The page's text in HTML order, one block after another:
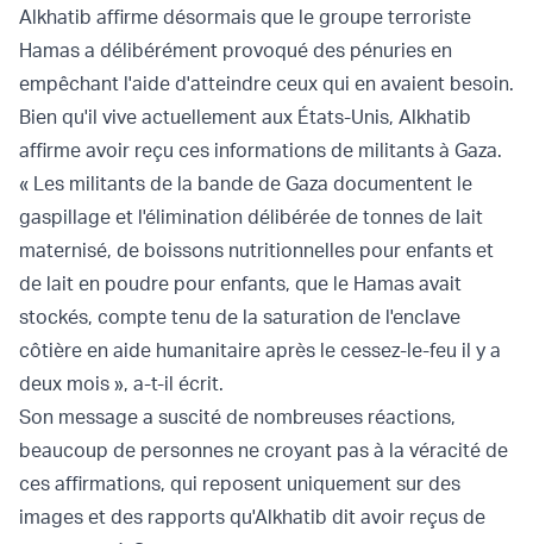
Alkhatib affirme désormais que le groupe terroriste
Hamas a délibérément provoqué des pénuries en
empêchant l'aide d'atteindre ceux qui en avaient besoin.
Bien qu'il vive actuellement aux États-Unis, Alkhatib
affirme avoir reçu ces informations de militants à Gaza.
« Les militants de la bande de Gaza documentent le
gaspillage et l'élimination délibérée de tonnes de lait
maternisé, de boissons nutritionnelles pour enfants et
de lait en poudre pour enfants, que le Hamas avait
stockés, compte tenu de la saturation de l'enclave
côtière en aide humanitaire après le cessez-le-feu il y a
deux mois », a-t-il écrit.
Son message a suscité de nombreuses réactions,
beaucoup de personnes ne croyant pas à la véracité de
ces affirmations, qui reposent uniquement sur des
images et des rapports qu'Alkhatib dit avoir reçus de